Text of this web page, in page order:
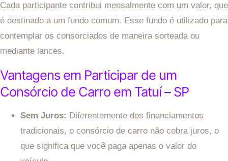
Cada participante contribui mensalmente com um valor, que
é destinado a um fundo comum. Esse fundo é utilizado para
contemplar os consorciados de maneira sorteada ou
mediante lances.
Vantagens em Participar de um
Consórcio de Carro em Tatuí – SP
Sem Juros: Diferentemente dos financiamentos
tradicionais, o consórcio de carro não cobra juros, o
que significa que você paga apenas o valor do